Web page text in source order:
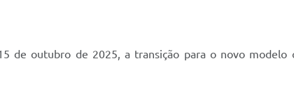
de outubro de 2025, a transição para o novo